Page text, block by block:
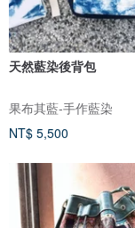
天然藍染後背包
果布其藍-手作藍染
NT$ 5,500